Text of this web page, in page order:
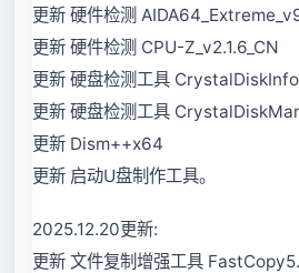
更新 硬件检测
更新 硬件检测 CPU-Z_v2.1.6_CN
更新 硬盘检测工具
更新 硬盘检测工具
更新 Dism++x64
更新 启动U盘制作工具。
2025.12.20更新:
更新 文件复制增强工具